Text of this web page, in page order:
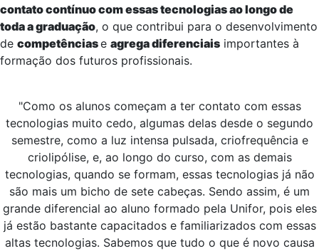
contato contínuo com essas tecnologias ao longo de
toda a graduação, o que contribui para o desenvolvimento
de competênciase agrega diferenciais importantes à
formação dos futuros profissionais.
"Como os alunos começam a ter contato com essas
tecnologias muito cedo, algumas delas desde o segundo
semestre, como a luz intensa pulsada, criofrequência e
criolipólise, e, ao longo do curso, com as demais
tecnologias, quando se formam, essas tecnologias já não
são mais um bicho de sete cabeças. Sendo assim, é um
grande diferencial ao aluno formado pela Unifor, pois eles
já estão bastante capacitados e familiarizados com essas
altas tecnologias. Sabemos que tudo o que é novo causa